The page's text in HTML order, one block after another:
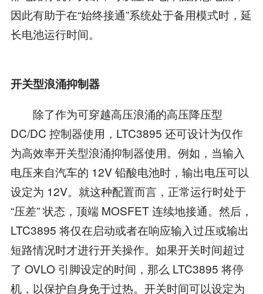
因此有助于在“始终接通”系统处于备用模式时，延
长电池运行时间。
开关型浪涌抑制器
除了作为可穿越高压浪涌的高压降压型
DC/DC 控制器使用，LTC3895 还可设计为仅作
为高效率开关型浪涌抑制器使用。例如，当输入
电压来自汽车的 12V 铅酸电池时，输出电压可以
设定为 12V。就这种配置而言，正常运行时处于
“压差” 状态，顶端 MOSFET 连续地接通。然后，
LTC3895 将仅在启动或者在响应输入过压或输出
短路情况时才进行开关操作。如果开关时间超过
了 OVLO 引脚设定的时间，那么 LTC3895 将停
机，以保护自身免于过热。开关时间可以设定为